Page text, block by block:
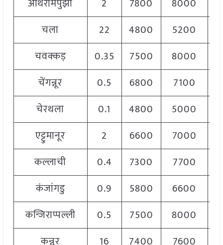
अथिरामपुझा 2 7800 8000
चला
22 4800 5200
चवक्कड़
0.35 7500 8000
चेंगन्नूर
0.5 6800 7100
चेरथला
0.1 4800 5000
एट्टुमानूर
2 6600 7000
कल्लाची
0.4 7300 7700
कंजांगडु
0.9 5800 6600
कन्जिराप्पल्ली
0.5 7500 8000